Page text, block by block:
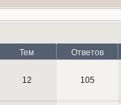
Тем Ответов
12 105